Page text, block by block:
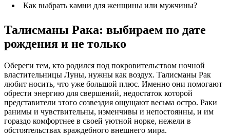
Как выбрать камни для женщины или мужчины?
Талисманы Рака: выбираем по дате
рождения и не только
Обереги тем, кто родился под покровительством ночной
властительницы Луны, нужны как воздух. Талисманы Рак
любит носить, что уже большой плюс. Именно они помогают
обрести энергию для свершений, недостаток которой
представители этого созвездия ощущают весьма остро. Раки
ранимы и чувствительны, изменчивы и непостоянны, и им
гораздо комфортнее в своей уютной норке, нежели в
обстоятельствах враждебного внешнего мира.